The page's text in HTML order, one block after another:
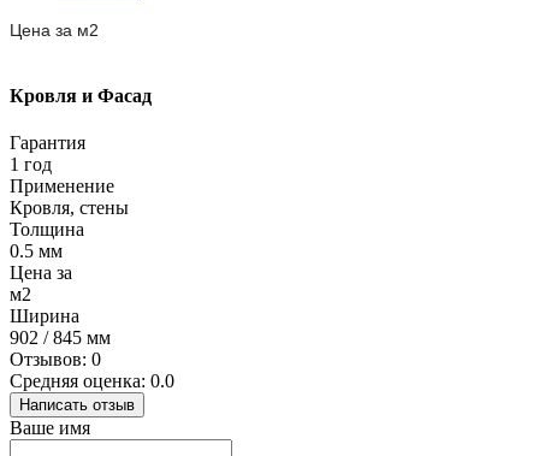
Цена за м2
Кровля и Фасад
Гарантия
1 год
Применение
Кровля, стены
Толщина
0.5 мм
Цена за
м2
Ширина
902 / 845 мм
Отзывов: 0
Средняя оценка: 0.0
Написать отзыв
Ваше имя